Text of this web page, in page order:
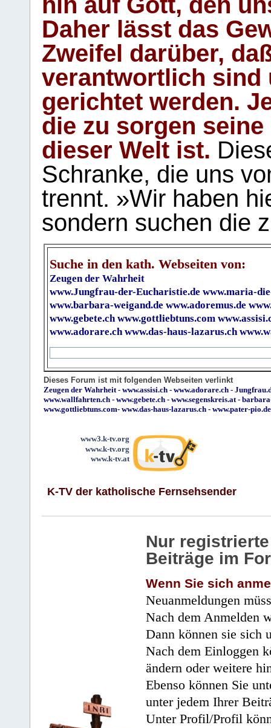
Daher lässt das
Zweifel darüber,
verantwortlich sind
gerichtet werden.
die zu sorgen
dieser Welt ist.
Schranke, die uns
trennt. »Wir haben
sondern suchen die
Suche in den kath. Webseiten von:
Zeugen der Wahrheit
www.Jungfrau-der-Eucharistie.de www.maria-
www.barbara-weigand.de www.adoremus.de
www.gebete.ch www.gottliebtuns.com
www.adorare.ch www.das-haus-lazarus.ch
Dieses Forum ist mit folgenden Webseiten verlinkt
Zeugen der Wahrheit- www.assisi.ch - www.adorare.ch -
www.wallfahrten.ch - www.gebete.ch - www.segenskreis.at-
www.gottliebtuns.com- www.das-haus-lazarus.ch - www.pater-pio.de
www3.k-tv.org
www.k-tv.org
www.k-tv.at
K-TV der katholische Fernsehsender
Nur
Beiträge im
Wenn Sie sich
Neuanmeldungen
Nach dem Anmelden
Dann können sie sich
Nach dem Einloggen
ändern oder weitere
Ebenso können Sie
unter jedem Ihrer
Unter Profil/Profil